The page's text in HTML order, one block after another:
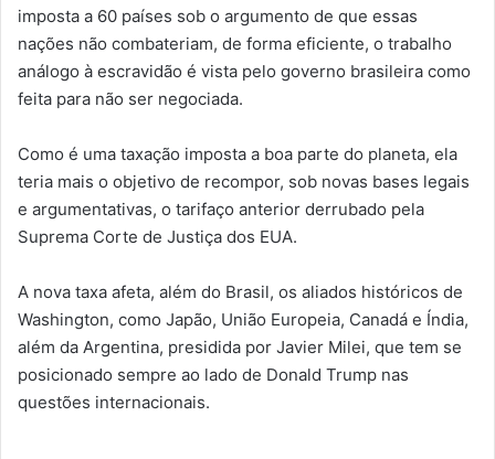
imposta a 60 países sob o argumento de que essas
nações não combateriam, de forma eficiente, o trabalho
análogo à escravidão é vista pelo governo brasileira como
feita para não ser negociada.
Como é uma taxação imposta a boa parte do planeta, ela
teria mais o objetivo de recompor, sob novas bases legais
e argumentativas, o tarifaço anterior derrubado pela
Suprema Corte de Justiça dos EUA.
A nova taxa afeta, além do Brasil, os aliados históricos de
Washington, como Japão, União Europeia, Canadá e Índia,
além da Argentina, presidida por Javier Milei, que tem se
posicionado sempre ao lado de Donald Trump nas
questões internacionais.